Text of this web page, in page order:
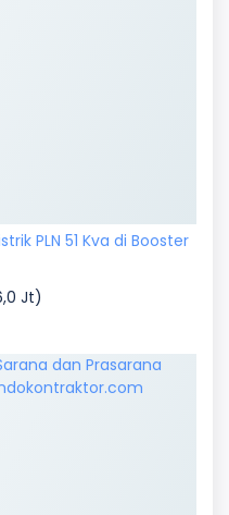
PLN 51 Kva di Booster
Jt)